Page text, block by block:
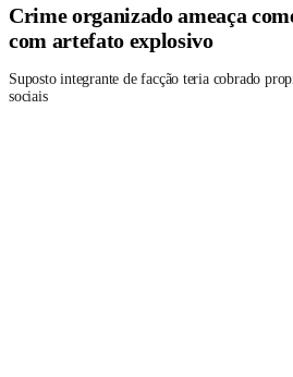
Crime organizado ameaça
com artefato explosivo
Suposto integrante de facção teria cobrado
sociais